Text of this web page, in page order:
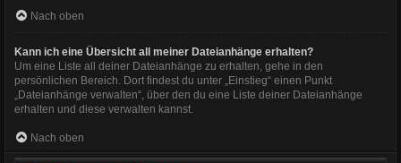
Nach oben
Kann ich eine Übersicht all meiner Dateianhänge erhalten?
Um eine Liste all deiner Dateianhänge zu erhalten, gehe in den
persönlichen Bereich. Dort findest du unter „Einstieg“ einen Punkt
„Dateianhänge verwalten“, über den du eine Liste deiner Dateianhänge
erhalten und diese verwalten kannst.
Nach oben